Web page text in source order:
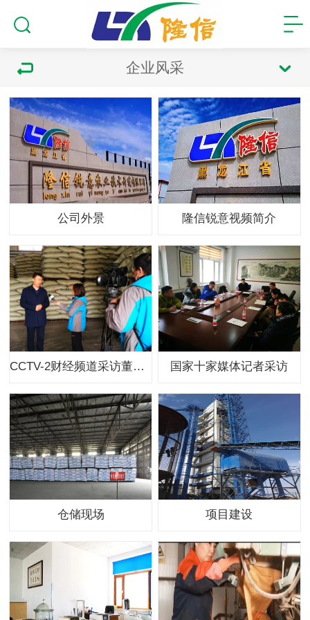
企业风采
公司外景 隆信锐意视频简介
CCTV-2财经频道采访董事长 国家十家媒体记者采访
仓储现场 项目建设